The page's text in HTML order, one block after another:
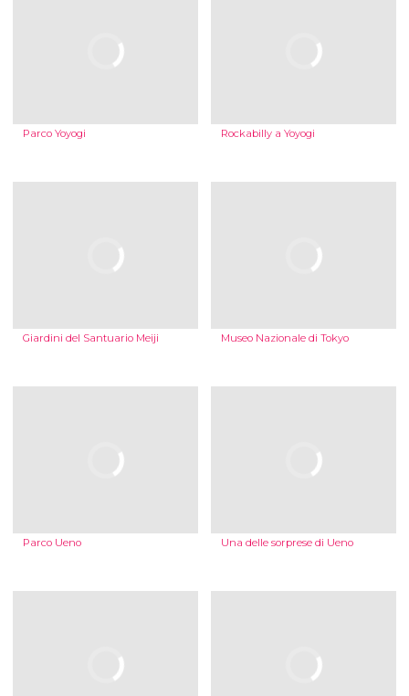
Parco Yoyogi Rockabilly a Yoyogi
Giardini del Santuario Meiji Museo Nazionale di Tokyo
Parco Ueno Una delle sorprese di Ueno